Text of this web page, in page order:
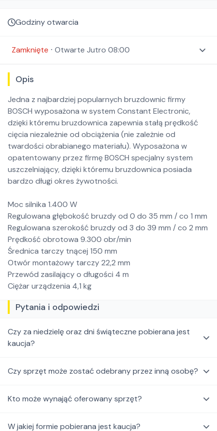
Godziny otwarcia
Zamknięte ⋅ Otwarte Jutro 08:00
Opis
Jedna z najbardziej popularnych bruzdownic firmy
BOSCH wyposażona w system Constant Electronic,
dzięki któremu bruzdownica zapewnia stałą prędkość
cięcia niezależnie od obciążenia (nie zależnie od
twardości obrabianego materiału). Wyposażona w
opatentowany przez firmę BOSCH specjalny system
uszczelniający, dzięki któremu bruzdownica posiada
bardzo długi okres żywotności.
Moc silnika 1.400 W
Regulowana głębokość bruzdy od 0 do 35 mm / co 1 mm
Regulowana szerokość bruzdy od 3 do 39 mm / co 2 mm
Prędkość obrotowa 9.300 obr/min
Średnica tarczy tnącej 150 mm
Otwór montażowy tarczy 22,2 mm
Przewód zasilający o długości 4 m
Ciężar urządzenia 4,1 kg
Pytania i odpowiedzi
Czy za niedzielę oraz dni świąteczne pobierana jest
kaucja?
Czy sprzęt może zostać odebrany przez inną osobę?
Kto może wynająć oferowany sprzęt?
W jakiej formie pobierana jest kaucja?